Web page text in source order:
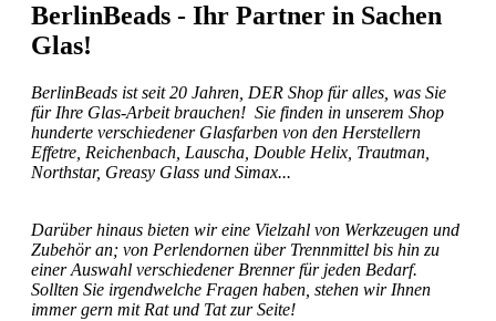
BerlinBeads - Ihr Partner in Sachen
Glas!
BerlinBeads ist seit 20 Jahren, DER Shop für alles, was Sie
für Ihre Glas-Arbeit brauchen! Sie finden in unserem Shop
hunderte verschiedener Glasfarben von den Herstellern
Effetre, Reichenbach, Lauscha, Double Helix, Trautman,
Northstar, Greasy Glass und Simax...
Darüber hinaus bieten wir eine Vielzahl von Werkzeugen und
Zubehör an; von Perlendornen über Trennmittel bis hin zu
einer Auswahl verschiedener Brenner für jeden Bedarf.
Sollten Sie irgendwelche Fragen haben, stehen wir Ihnen
immer gern mit Rat und Tat zur Seite!